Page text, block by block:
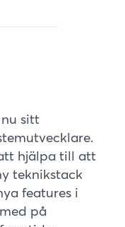
sitt
hjälpa till att
teknikstack
features i
på